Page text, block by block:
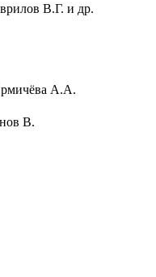
В.Г. и др.
А.А.
В.